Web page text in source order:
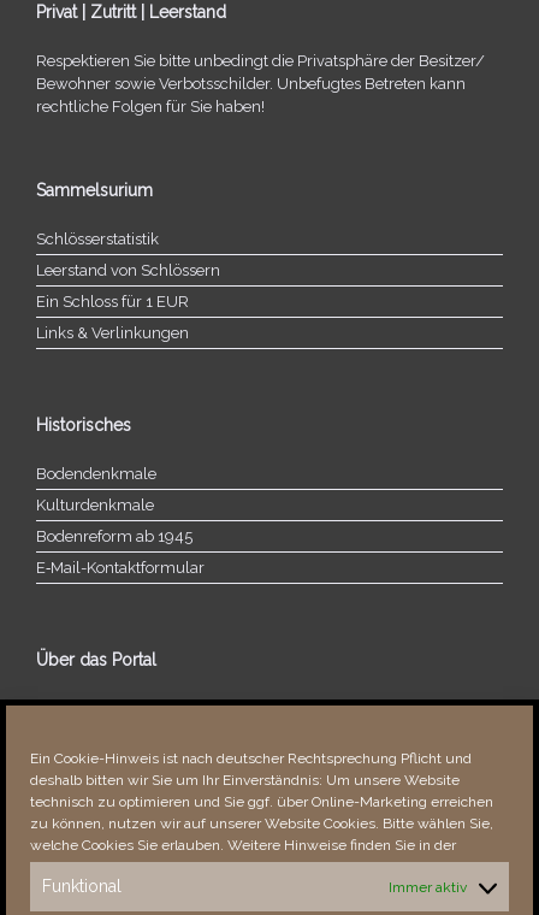
Ein Cookie-Hinweis ist nach deutscher Rechtsprechung Pflicht und
deshalb bitten wir Sie um Ihr Einverständnis: Um unsere Website
technisch zu optimieren und Sie ggf. über Online-Marketing erreichen
zu können, nutzen wir auf unserer Website Cookies. Bitte wählen Sie,
welche Cookies Sie erlauben. Weitere Hinweise finden Sie in der
Funktional Immer aktiv
Privat | Zutritt | Leerstand
Respektieren Sie bitte unbe­dingt die Privatsphäre der Besitzer/​
Bewohner sowie Verbotsschilder. Unbefugtes Betreten kann
recht­li­che Folgen für Sie haben!
Sammelsurium
Schlösserstatistik
Leerstand von Schlössern
Ein Schloss für 1 EUR
Links & Verlinkungen
Historisches
Bodendenkmale
Kulturdenkmale
Bodenreform ab 1945
E‑Mail-​​Kontaktformular
Über das Portal
Über dieses Portal
Fehler bemerkt?
Besucher seit 08/​2021